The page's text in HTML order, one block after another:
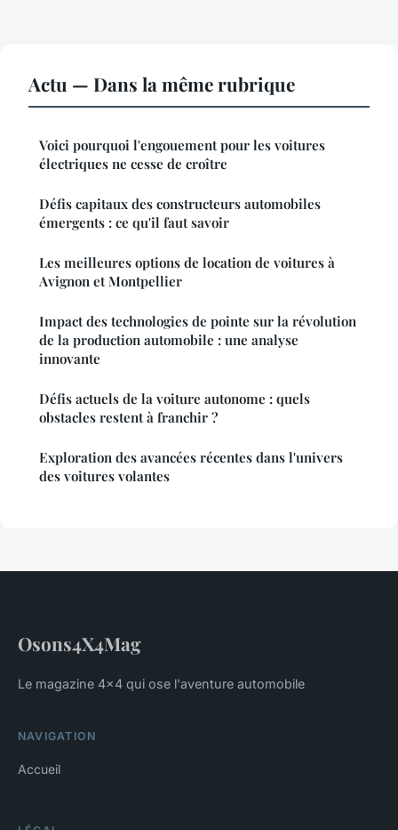
Actu — Dans la même rubrique
Voici pourquoi l'engouement pour les voitures
électriques ne cesse de croître
Défis capitaux des constructeurs automobiles
émergents : ce qu'il faut savoir
Les meilleures options de location de voitures à
Avignon et Montpellier
Impact des technologies de pointe sur la révolution
de la production automobile : une analyse
innovante
Défis actuels de la voiture autonome : quels
obstacles restent à franchir ?
Exploration des avancées récentes dans l'univers
des voitures volantes
Osons4X4Mag
Le magazine 4x4 qui ose l'aventure automobile
NAVIGATION
Accueil